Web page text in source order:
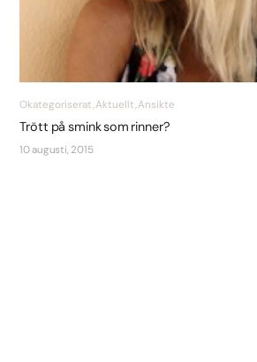
Okategoriserat, Aktuellt, Ansikte
Trött på smink som rinner?
10 augusti, 2015